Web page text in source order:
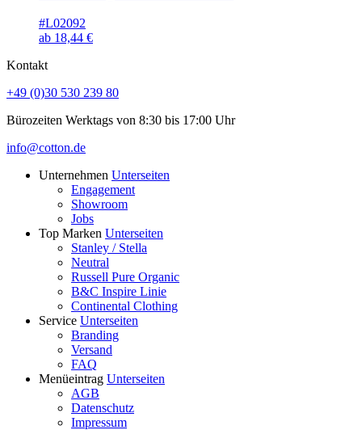
#L02092
ab 18,44 €
Kontakt
+49 (0)30 530 239 80
Bürozeiten Werktags von 8:30 bis 17:00 Uhr
info@cotton.de
Unternehmen Unterseiten
Engagement
Showroom
Jobs
Top Marken Unterseiten
Stanley / Stella
Neutral
Russell Pure Organic
B&C Inspire Linie
Continental Clothing
Service Unterseiten
Branding
Versand
FAQ
Menüeintrag Unterseiten
AGB
Datenschutz
Impressum